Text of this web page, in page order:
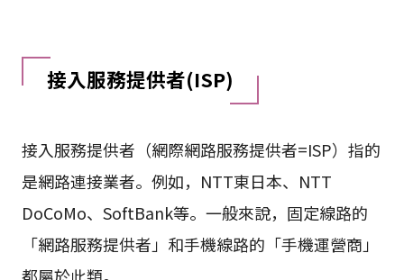
接入服務提供者(ISP)
接入服務提供者（網際網路服務提供者=ISP）指的
是網路連接業者。例如，NTT東日本、NTT
DoCoMo、SoftBank等。一般來說，固定線路的
「網路服務提供者」和手機線路的「手機運營商」
都屬於此類。